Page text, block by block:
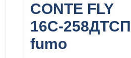
CONTE FLY
16С-258ДТСП
fumo